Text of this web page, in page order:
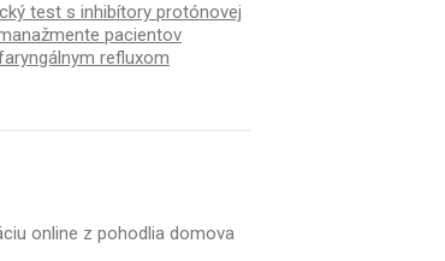
test s inhibítory protónovej
pa­cientov
refluxom
online z pohodlia domova